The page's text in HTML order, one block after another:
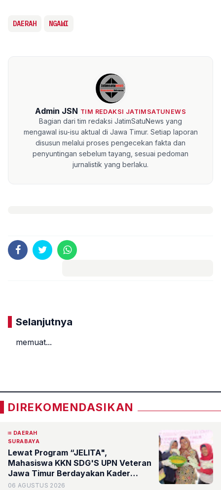
DAERAH NGAWI
Admin JSN TIM REDAKSI JATIMSATUNEWS
Bagian dari tim redaksi JatimSatuNews yang
mengawal isu-isu aktual di Jawa Timur. Setiap laporan
disusun melalui proses pengecekan fakta dan
penyuntingan sebelum tayang, sesuai pedoman
jurnalistik yang berlaku.
Selanjutnya
memuat...
DIREKOMENDASIKAN
DAERAH
SURABAYA
Lewat Program “JELITA",
Mahasiswa KKN SDG'S UPN Veteran
Jawa Timur Berdayakan Kader
serta Karang Taruna RW 07
06 AGUSTUS 2026